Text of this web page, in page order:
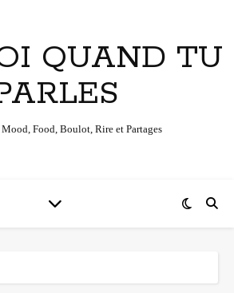
QUAND TU
Food, Boulot, Rire et Partages